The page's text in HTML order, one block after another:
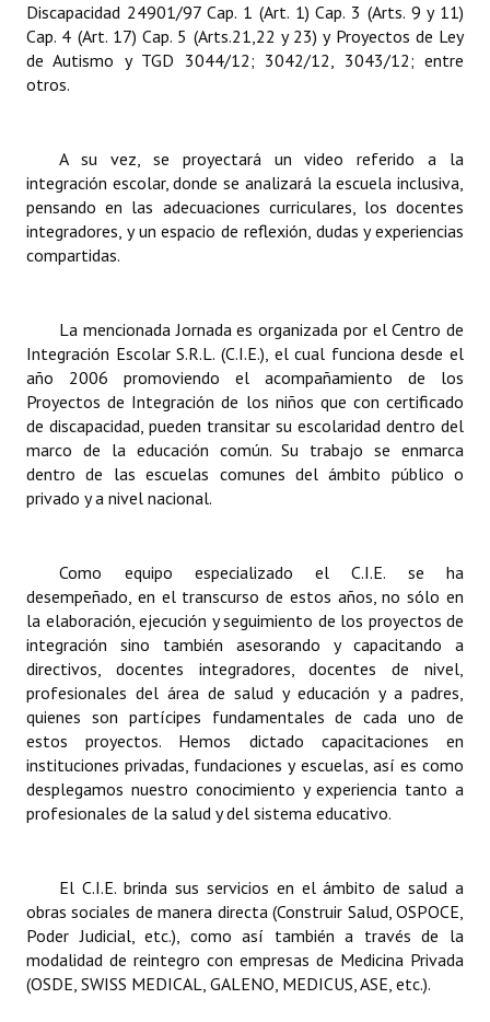
Banca del Vecino - Registro
Huéspedes de Honor - Registro
Reconocimientos - Registro
Bariloche, Municipio intercultural
Entrega de distinciones
Discapacidad 24901/97 Cap. 1 (Art. 1) Cap. 3 (Arts. 9 y 11)
Cap. 4 (Art. 17) Cap. 5 (Arts.21,22 y 23) y Proyectos de Ley
de Autismo y TGD 3044/12; 3042/12, 3043/12; entre
otros.
A su vez, se proyectará un video referido a la
integración escolar, donde se analizará la escuela inclusiva,
pensando en las adecuaciones curriculares, los docentes
integradores, y un espacio de reflexión, dudas y experiencias
compartidas.
La mencionada Jornada es organizada por el Centro de
Integración Escolar S.R.L. (C.I.E.), el cual funciona desde el
año 2006 promoviendo el acompañamiento de los
Proyectos de Integración de los niños que con certificado
de discapacidad, pueden transitar su escolaridad dentro del
marco de la educación común. Su trabajo se enmarca
dentro de las escuelas comunes del ámbito público o
privado y a nivel nacional.
Como equipo especializado el C.I.E. se ha
desempeñado, en el transcurso de estos años, no sólo en
la elaboración, ejecución y seguimiento de los proyectos de
integración sino también asesorando y capacitando a
directivos, docentes integradores, docentes de nivel,
profesionales del área de salud y educación y a padres,
quienes son partícipes fundamentales de cada uno de
estos proyectos. Hemos dictado capacitaciones en
instituciones privadas, fundaciones y escuelas, así es como
desplegamos nuestro conocimiento y experiencia tanto a
profesionales de la salud y del sistema educativo.
El C.I.E. brinda sus servicios en el ámbito de salud a
obras sociales de manera directa (Construir Salud, OSPOCE,
Poder Judicial, etc.), como así también a través de la
modalidad de reintegro con empresas de Medicina Privada
(OSDE, SWISS MEDICAL, GALENO, MEDICUS, ASE, etc.).